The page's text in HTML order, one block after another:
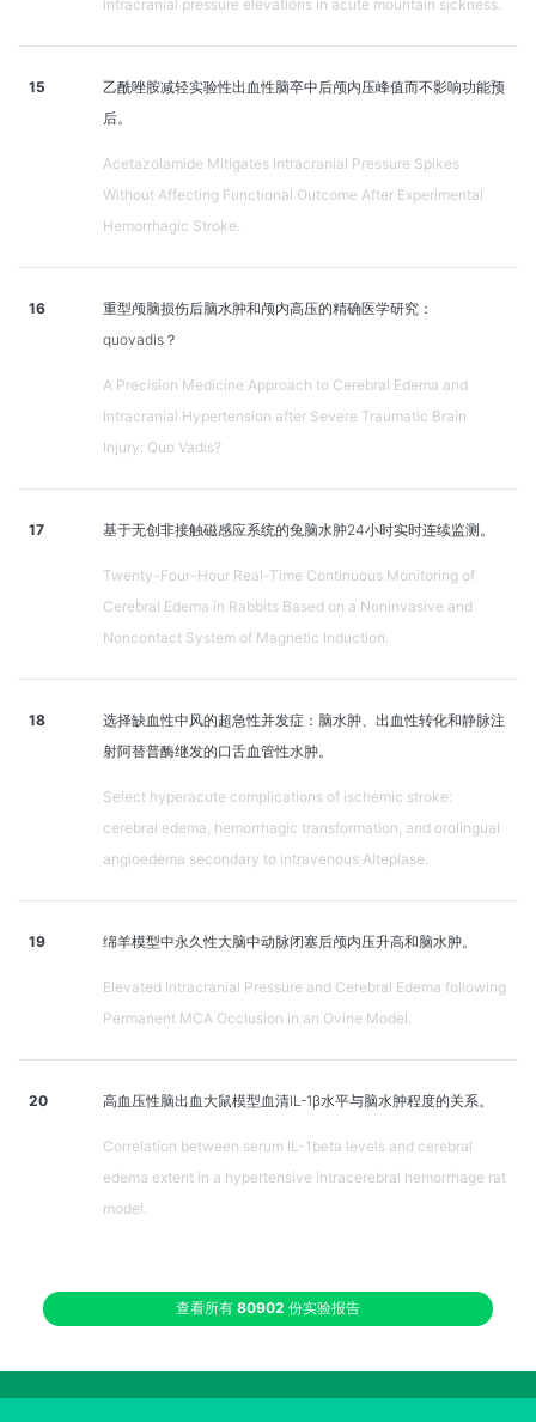
intracranial pressure elevations in acute mountain sickness.
15
乙酰唑胺减轻实验性出血性脑卒中后颅内压峰值而不影响功能预
后。
Acetazolamide Mitigates Intracranial Pressure Spikes
Without Affecting Functional Outcome After Experimental
Hemorrhagic Stroke.
16
重型颅脑损伤后脑水肿和颅内高压的精确医学研究：
quovadis？
A Precision Medicine Approach to Cerebral Edema and
Intracranial Hypertension after Severe Traumatic Brain
Injury: Quo Vadis?
17 基于无创非接触磁感应系统的兔脑水肿24小时实时连续监测。
Twenty-Four-Hour Real-Time Continuous Monitoring of
Cerebral Edema in Rabbits Based on a Noninvasive and
Noncontact System of Magnetic Induction.
18
选择缺血性中风的超急性并发症：脑水肿、出血性转化和静脉注
射阿替普酶继发的口舌血管性水肿。
Select hyperacute complications of ischemic stroke:
cerebral edema, hemorrhagic transformation, and orolingual
angioedema secondary to intravenous Alteplase.
19 绵羊模型中永久性大脑中动脉闭塞后颅内压升高和脑水肿。
Elevated Intracranial Pressure and Cerebral Edema following
Permanent MCA Occlusion in an Ovine Model.
20 高血压性脑出血大鼠模型血清IL-1β水平与脑水肿程度的关系。
Correlation between serum IL-1beta levels and cerebral
edema extent in a hypertensive intracerebral hemorrhage rat
model.
查看所有 80902 份实验报告